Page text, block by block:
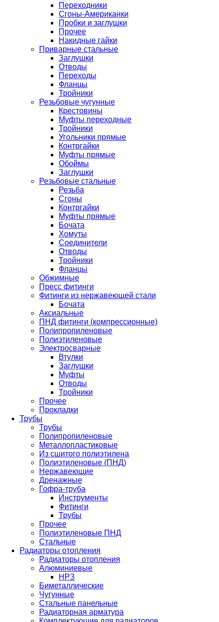
Переходники
Сгоны-Американки
Пробки и заглушки
Прочее
Накидные гайки
Приварные стальные
Заглушки
Отводы
Переходы
Фланцы
Тройники
Резьбовые чугунные
Крестовины
Муфты переходные
Тройники
Угольники прямые
Контргайки
Муфты прямые
Обоймы
Заглушки
Резьбовые стальные
Резьба
Сгоны
Контргайки
Муфты прямые
Бочата
Хомуты
Соединители
Отводы
Тройники
Фланцы
Обжимные
Пресс фитинги
Фитинги из нержавеющей стали
Бочата
Аксиальные
ПНД фитинги (компрессионные)
Полипропиленовые
Полиэтиленовые
Электросварные
Втулки
Заглушки
Муфты
Отводы
Тройники
Прочее
Прокладки
Трубы
Трубы
Полипропиленовые
Металлопластиковые
Из сшитого полиэтилена
Полиэтиленовые (ПНД)
Нержавеющие
Дренажные
Гофра-труба
Инструменты
Фитинги
Трубы
Прочее
Полиэтиленовые ПНД
Стальные
Радиаторы отопления
Радиаторы отопления
Алюминиевые
НРЗ
Биметаллические
Чугунные
Стальные панельные
Радиаторная арматура